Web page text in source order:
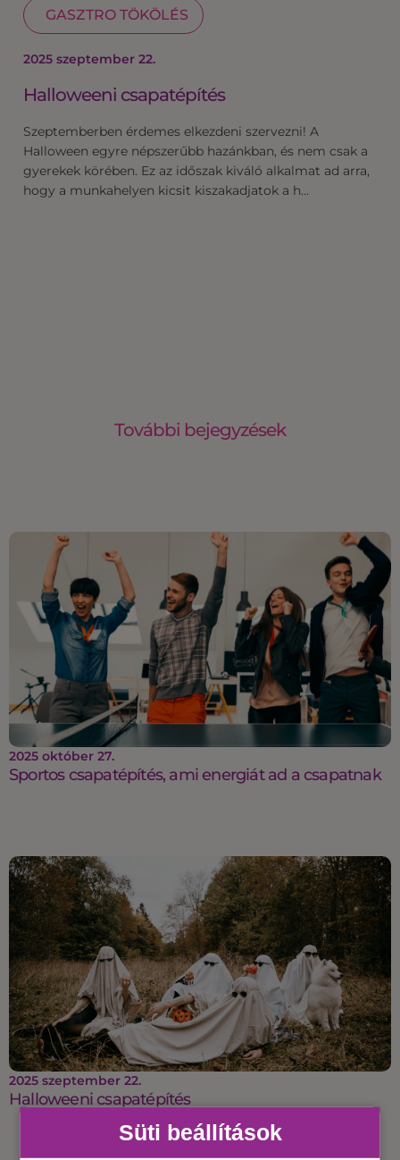
GASZTRO TÖKÖLÉS
2025 szeptember 22.
Halloweeni csapatépítés
Szeptemberben érdemes elkezdeni szervezni! A
Halloween egyre népszerűbb hazánkban, és nem csak a
gyerekek körében. Ez az időszak kiváló alkalmat ad arra,
hogy a munkahelyen kicsit kiszakadjatok a h…
További bejegyzések
2025 október 27.
Sportos csapatépítés, ami energiát ad a csapatnak
2025 szeptember 22.
Halloweeni csapatépítés
Süti beállítások